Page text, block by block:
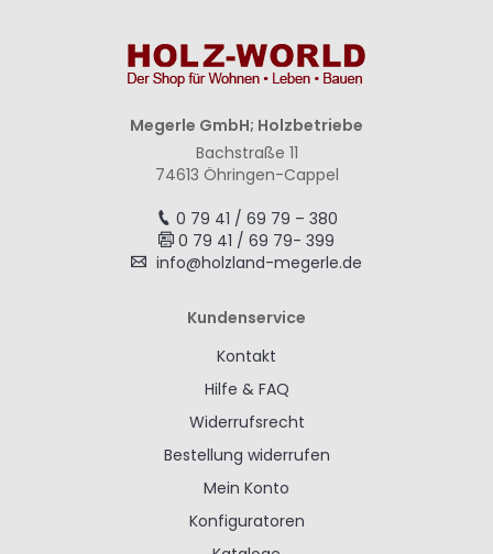
Megerle GmbH; Holzbetriebe
Bachstraße 11
74613 Öhringen-Cappel
0 79 41 / 69 79 – 380
0 79 41 / 69 79- 399
info@holzland-megerle.de
Kundenservice
Kontakt
Hilfe & FAQ
Widerrufsrecht
Bestellung widerrufen
Mein Konto
Konfiguratoren